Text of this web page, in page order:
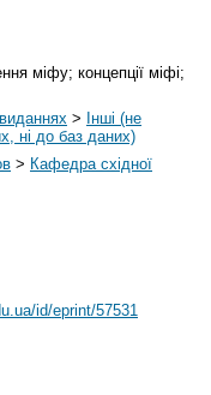
міфу; концепції міфі;
> Інші (не
ні до баз даних)
> Кафедра східної
id/eprint/57531